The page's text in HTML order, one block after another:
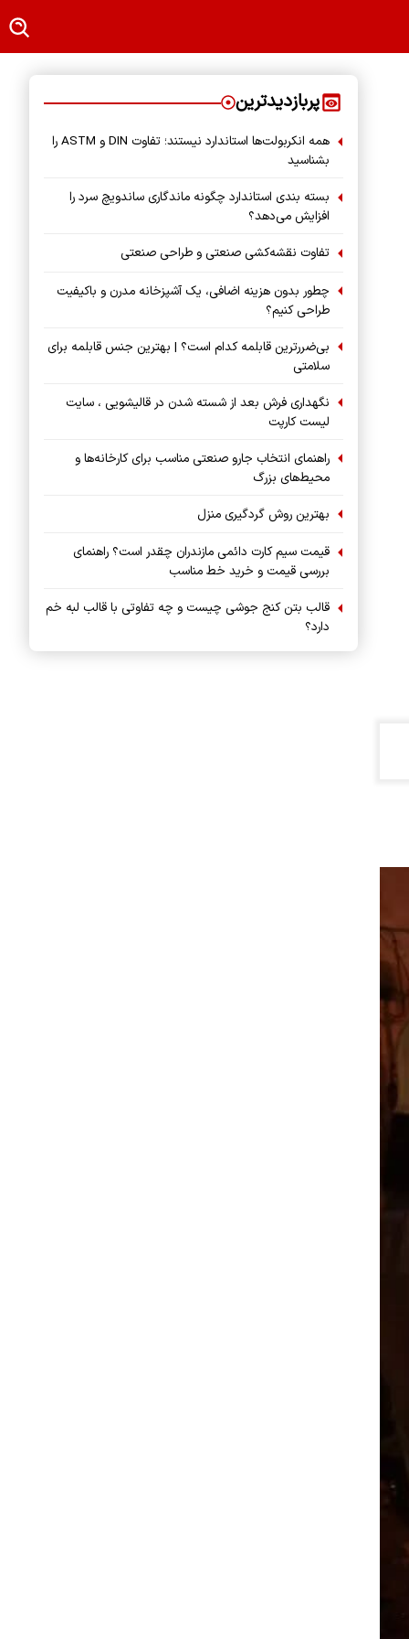
پربازدیدترین
همه انکربولت‌ها استاندارد نیستند؛ تفاوت DIN و ASTM را
بشناسید
بسته‌ بندی استاندارد چگونه ماندگاری ساندویچ سرد را
افزایش می‌دهد؟
تفاوت نقشه‌کشی صنعتی و طراحی صنعتی
چطور بدون هزینه اضافی، یک آشپزخانه مدرن و باکیفیت
طراحی کنیم؟
بی‌ضررترین قابلمه کدام است؟ | بهترین جنس قابلمه برای
سلامتی
نگهداری فرش بعد از شسته شدن در قالیشویی ، سایت
لیست کارپت
راهنمای انتخاب جارو صنعتی مناسب برای کارخانه‌ها و
محیط‌های بزرگ
بهترین روش گردگیری منزل
قیمت سیم کارت دائمی مازندران چقدر است؟ راهنمای
بررسی قیمت و خرید خط مناسب
قالب بتن کنج جوشی چیست و چه تفاوتی با قالب لبه خم
دارد؟